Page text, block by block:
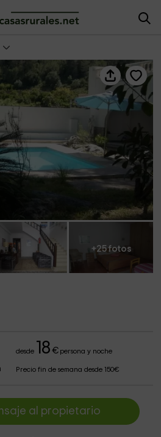
+25 fotos
desde 18 €persona y noche
Precio fin de semana desde 150€
al propietario